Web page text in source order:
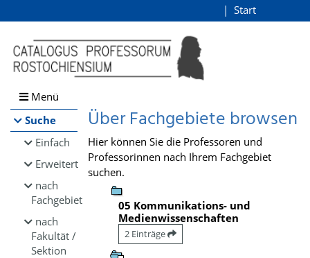
Browsen
direkt zum Inhalt
Start
Menü
Suche
Einfach
Erweitert
nach
Fachgebiet
nach
Fakultät /
Sektion
Über Fachgebiete browsen
Hier können Sie die Professoren und
Professorinnen nach Ihrem Fachgebiet
suchen.
05 Kommunikations- und
Medienwissenschaften
2 Einträge